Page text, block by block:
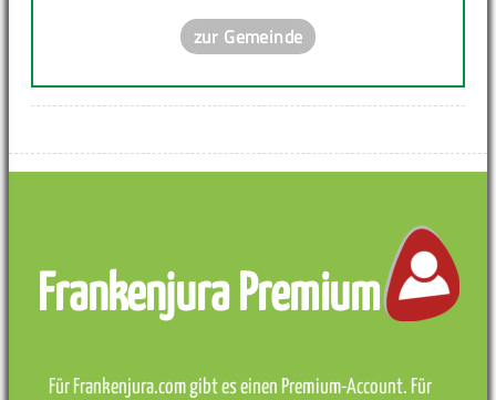
zur Gemeinde
Frankenjura Premium
Für Frankenjura.com gibt es einen Premium-Account. Für